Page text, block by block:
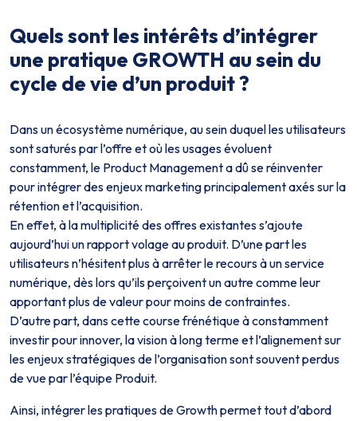
Quels sont les intérêts d’intégrer
une pratique GROWTH au sein du
cycle de vie d’un produit ?
Dans un écosystème numérique, au sein duquel les utilisateurs
sont saturés par l’offre et où les usages évoluent
constamment, le Product Management a dû se réinventer
pour intégrer des enjeux marketing principalement axés sur la
rétention et l’acquisition.
En effet, à la multiplicité des offres existantes s’ajoute
aujourd’hui un rapport volage au produit. D’une part les
utilisateurs n’hésitent plus à arrêter le recours à un service
numérique, dès lors qu’ils perçoivent un autre comme leur
apportant plus de valeur pour moins de contraintes.
D’autre part, dans cette course frénétique à constamment
investir pour innover, la vision à long terme et l’alignement sur
les enjeux stratégiques de l’organisation sont souvent perdus
de vue par l’équipe Produit.
Ainsi, intégrer les pratiques de Growth permet tout d’abord